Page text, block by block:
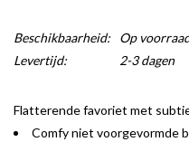
Beschikbaarheid: Op
Levertijd:
2-3 dagen
Flatterende favoriet met
Comfy niet voorgevormde